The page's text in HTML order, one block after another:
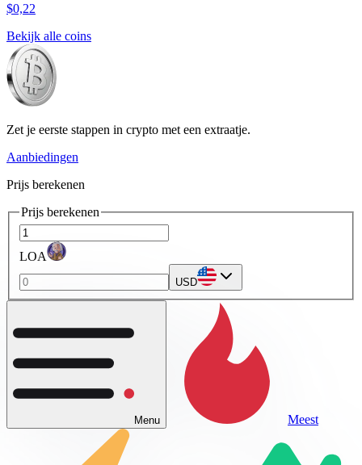
$0,22
Bekijk alle coins
Zet je eerste stappen in crypto met een extraatje.
Aanbiedingen
Prijs berekenen
Prijs berekenen
LOA
USD
Menu Meest